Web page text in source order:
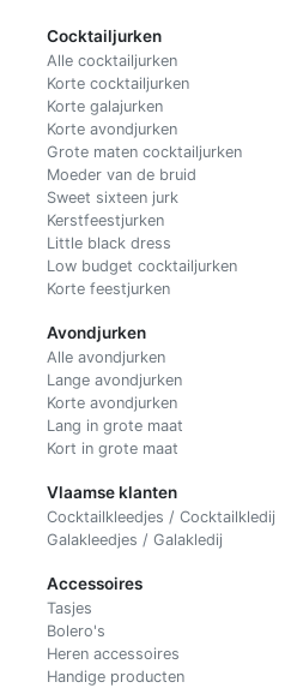
Cocktailjurken
Alle cocktailjurken
Korte cocktailjurken
Korte galajurken
Korte avondjurken
Grote maten cocktailjurken
Moeder van de bruid
Sweet sixteen jurk
Kerstfeestjurken
Little black dress
Low budget cocktailjurken
Korte feestjurken
Avondjurken
Alle avondjurken
Lange avondjurken
Korte avondjurken
Lang in grote maat
Kort in grote maat
Vlaamse klanten
Cocktailkleedjes / Cocktailkledij
Galakleedjes / Galakledij
Accessoires
Tasjes
Bolero's
Heren accessoires
Handige producten